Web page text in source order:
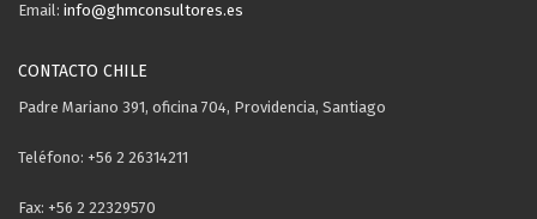
Email: info@ghmconsultores.es
CONTACTO CHILE
Padre Mariano 391, oficina 704, Providencia, Santiago
Teléfono: +56 2 26314211
Fax: +56 2 22329570